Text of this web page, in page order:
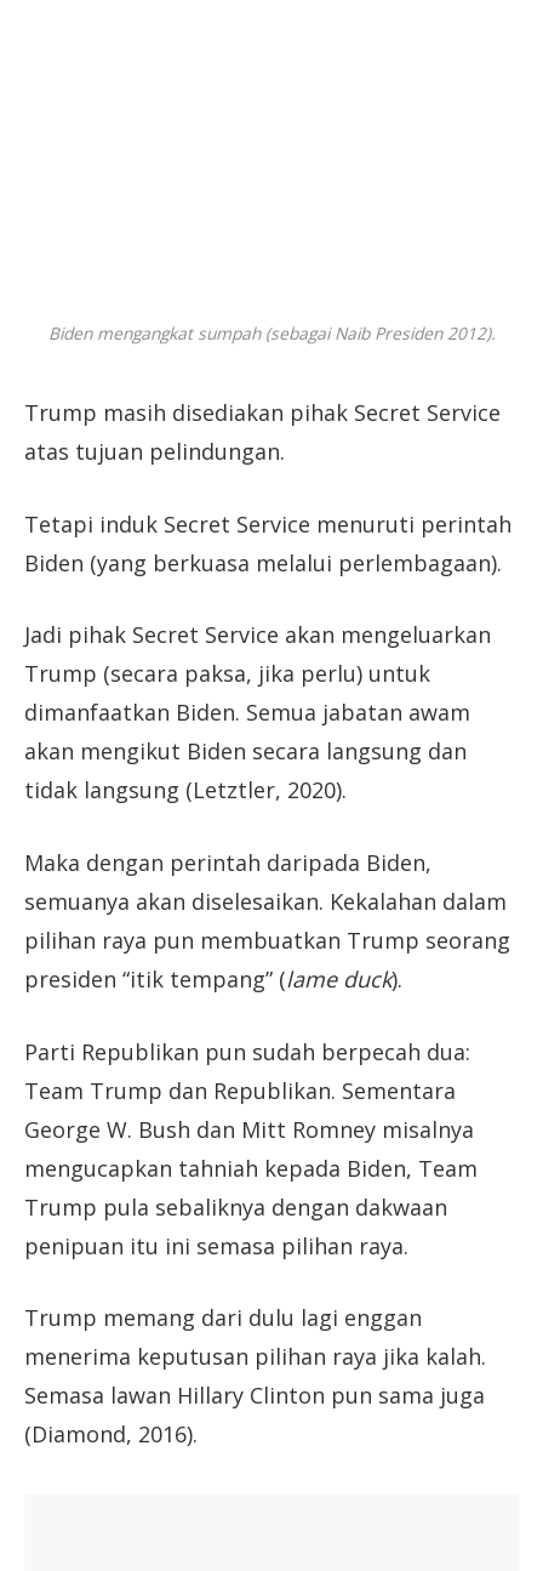
Biden mengangkat sumpah (sebagai Naib Presiden 2012).
Trump masih disediakan pihak Secret Service
atas tujuan pelindungan.
Tetapi induk Secret Service menuruti perintah
Biden (yang berkuasa melalui perlembagaan).
Jadi pihak Secret Service akan mengeluarkan
Trump (secara paksa, jika perlu) untuk
dimanfaatkan Biden. Semua jabatan awam
akan mengikut Biden secara langsung dan
tidak langsung (Letztler, 2020).
Maka dengan perintah daripada Biden,
semuanya akan diselesaikan. Kekalahan dalam
pilihan raya pun membuatkan Trump seorang
presiden “itik tempang” (lame duck).
Parti Republikan pun sudah berpecah dua:
Team Trump dan Republikan. Sementara
George W. Bush dan Mitt Romney misalnya
mengucapkan tahniah kepada Biden, Team
Trump pula sebaliknya dengan dakwaan
penipuan itu ini semasa pilihan raya.
Trump memang dari dulu lagi enggan
menerima keputusan pilihan raya jika kalah.
Semasa lawan Hillary Clinton pun sama juga
(Diamond, 2016).